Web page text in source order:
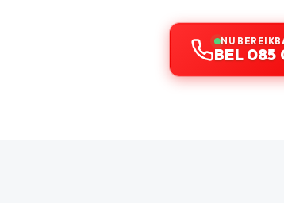
NU
BEL 085